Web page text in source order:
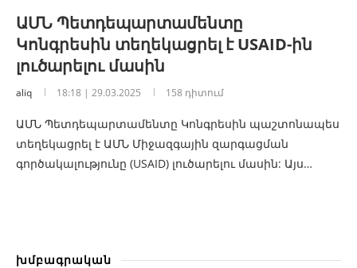
ԱՄՆ Պետդեպարտամենտը
Կոնգրեսին տեղեկացրել է USAID-ին
լուծարելու մասին
aliq 18:18 | 29.03.2025 158 դիտում
ԱՄՆ Պետդեպարտամենտը Կոնգրեսին պաշտոնապես
տեղեկացրել է ԱՄՆ Միջազգային զարգացման
գործակալությունը (USAID) լուծարելու մասին: Այս…
խմբագրական